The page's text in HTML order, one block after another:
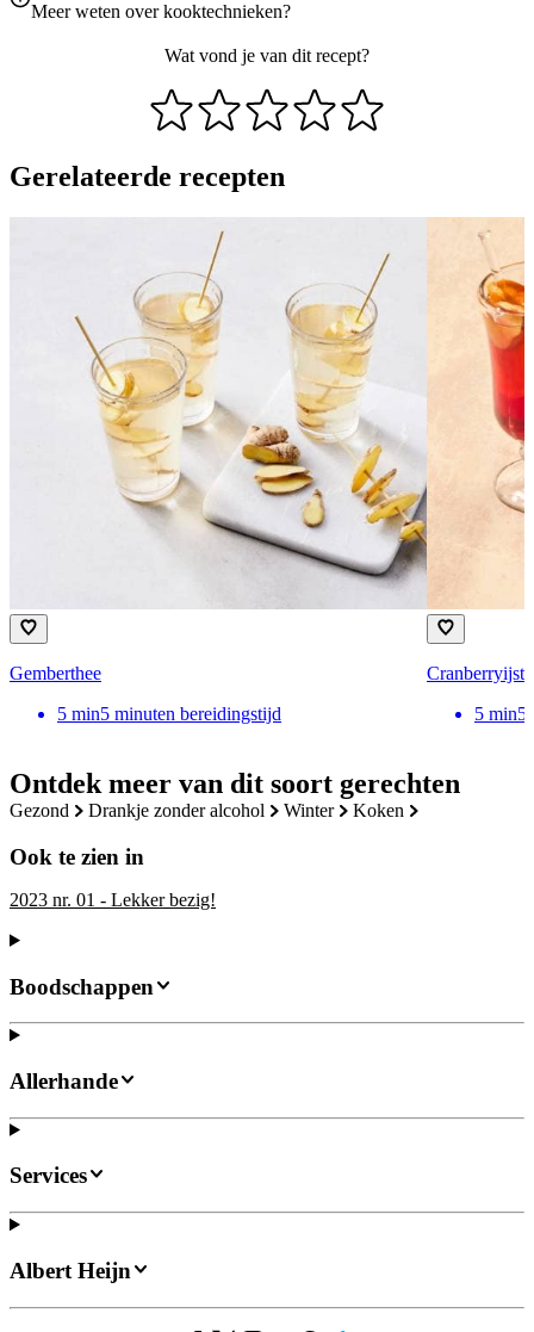
Ontdek meer van dit soort gerechten
gezond drankje zonder alcohol winter koken
Ook te zien in
2023 nr. 01 - Lekker bezig!
Meer weten overkooktechnieken?
Wat vond je van dit recept?
Gerelateerde recepten
Gemberthee
5 min5 minuten bereidingstijd
5 min5
Boodschappen
Allerhande
Services
Albert Heijn